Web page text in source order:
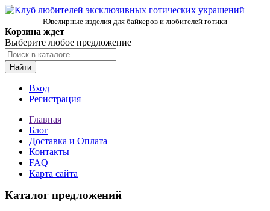
Ювелирные изделия для байкеров и любителей готики
Корзина ждет
Выберите любое предложение
Найти
Вход
Регистрация
Главная
Блог
Доставка и Оплата
Контакты
FAQ
Карта сайта
Каталог предложений